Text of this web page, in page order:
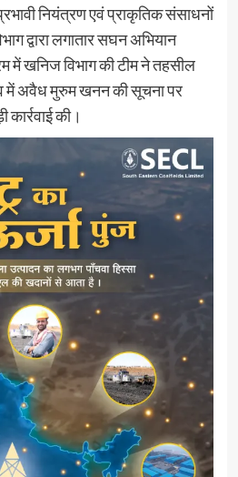
नियंत्रण एवं प्राकृतिक संसाधनों
द्वारा लगातार सघन अभियान
में खनिज विभाग की टीम ने तहसील
में अवैध मुरुम खनन की सूचना पर
कार्रवाई की।